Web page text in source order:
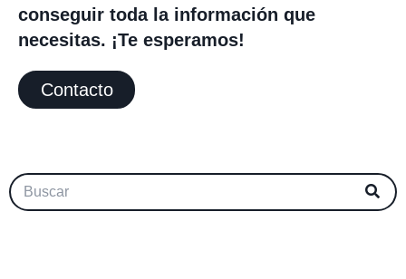
conseguir toda la información que
necesitas. ¡Te esperamos!
Contacto